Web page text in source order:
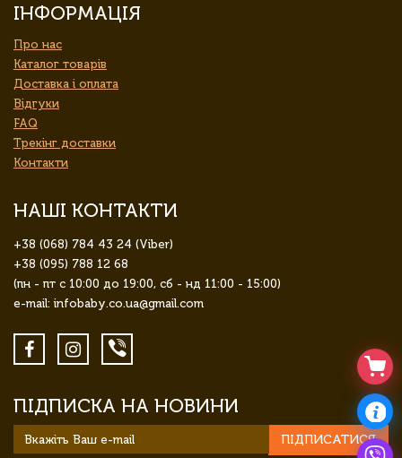
ІНФОРМАЦІЯ
Про нас
Каталог товарів
Доставка і оплата
Відгуки
FAQ
Трекінг доставки
Контакти
НАШІ КОНТАКТИ
+38 (068) 784 43 24 (Viber)
+38 (095) 788 12 68
(пн - пт с 10:00 до 19:00, сб - нд 11:00 - 15:00)
e-mail: infobaby.co.ua@gmail.com
ПІДПИСКА НА НОВИНИ
ПІДПИСАТИСЯ